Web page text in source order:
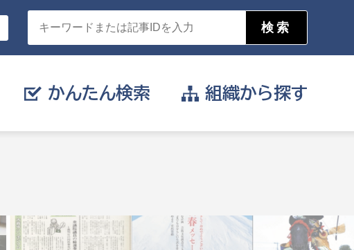
消防
かんたん検索
届け出や申請をしたい
組織から探す
事業課